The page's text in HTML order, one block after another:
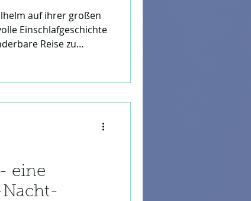
auf ihrer großen
Einschlafgeschichte
Reise zu
eine